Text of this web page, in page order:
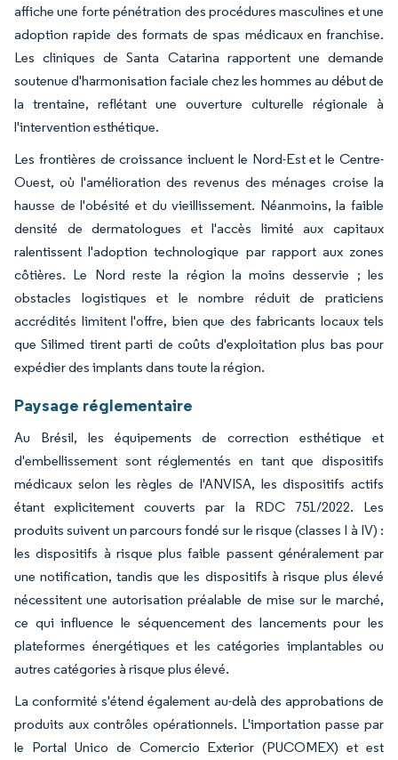
affiche une forte pénétration des procédures masculines et une
adoption rapide des formats de spas médicaux en franchise.
Les cliniques de Santa Catarina rapportent une demande
soutenue d'harmonisation faciale chez les hommes au début de
la trentaine, reflétant une ouverture culturelle régionale à
l'intervention esthétique.
Les frontières de croissance incluent le Nord-Est et le Centre-
Ouest, où l'amélioration des revenus des ménages croise la
hausse de l'obésité et du vieillissement. Néanmoins, la faible
densité de dermatologues et l'accès limité aux capitaux
ralentissent l'adoption technologique par rapport aux zones
côtières. Le Nord reste la région la moins desservie ; les
obstacles logistiques et le nombre réduit de praticiens
accrédités limitent l'offre, bien que des fabricants locaux tels
que Silimed tirent parti de coûts d'exploitation plus bas pour
expédier des implants dans toute la région.
Paysage réglementaire
Au Brésil, les équipements de correction esthétique et
d'embellissement sont réglementés en tant que dispositifs
médicaux selon les règles de l'ANVISA, les dispositifs actifs
étant explicitement couverts par la RDC 751/2022. Les
produits suivent un parcours fondé sur le risque (classes I à IV) :
les dispositifs à risque plus faible passent généralement par
une notification, tandis que les dispositifs à risque plus élevé
nécessitent une autorisation préalable de mise sur le marché,
ce qui influence le séquencement des lancements pour les
plateformes énergétiques et les catégories implantables ou
autres catégories à risque plus élevé.
La conformité s'étend également au-delà des approbations de
produits aux contrôles opérationnels. L'importation passe par
le Portal Unico de Comercio Exterior (PUCOMEX) et est